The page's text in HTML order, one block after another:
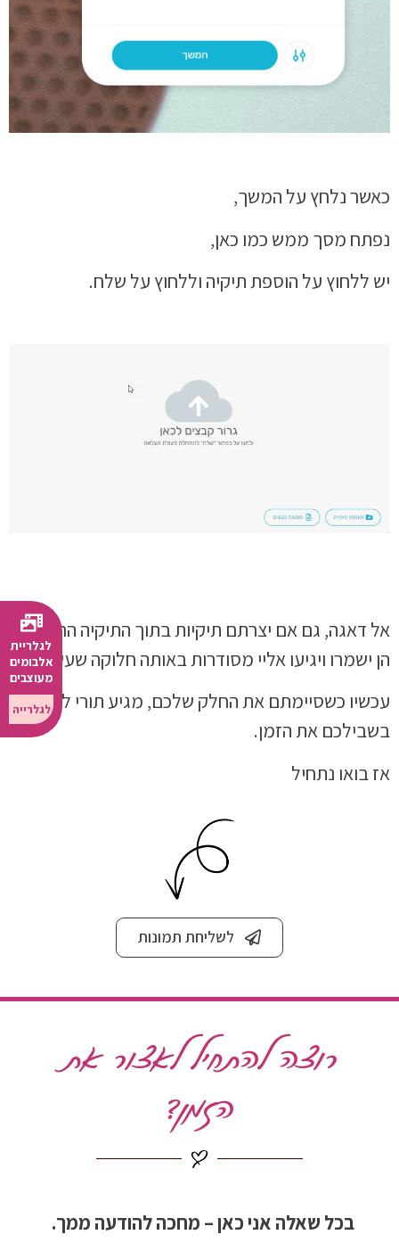
כאשר נלחץ על המשך,
נפתח מסך ממש כמו כאן,
יש ללחוץ על הוספת תיקיה וללחוץ על שלח.
אל דאגה, גם אם יצרתם תיקיות בתוך התיקיה הראשית,
הן ישמרו ויגיעו אליי מסודרות באותה חלוקה שעשיתם.
עכשיו כשסיימתם את החלק שלכם, מגיע תורי לאצור
בשבילכם את הזמן.
אז בואו נתחיל
לשליחת תמונות
רוצה להתחיל לאצור את
הזמן?
בכל שאלה אני כאן – מחכה להודעה ממך.
לגלריית
אלבומים
מעוצבים
לגלרייה יש לי פחות מ-2000 תמונות